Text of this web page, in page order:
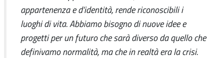
appartenenza e d’identità, rende riconoscibili i
luoghi di vita. Abbiamo bisogno di nuove idee e
progetti per un futuro che sarà diverso da quello che
definivamo normalità, ma che in realtà era la crisi.